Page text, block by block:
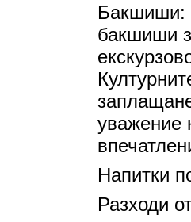
Бакшиши:
бакшиши
уважение
Напитки
Разходи